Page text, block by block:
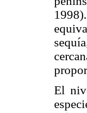
El